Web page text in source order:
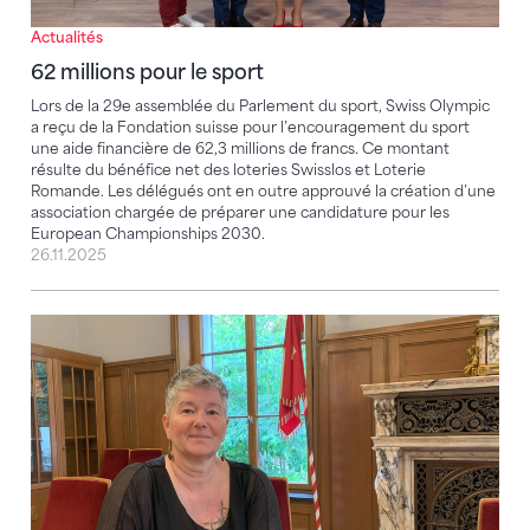
Actualités
62 millions pour le sport
Lors de la 29e assemblée du Parlement du sport, Swiss Olympic
a reçu de la Fondation suisse pour l’encouragement du sport
une aide financière de 62,3 millions de francs. Ce montant
résulte du bénéfice net des loteries Swisslos et Loterie
Romande. Les délégués ont en outre approuvé la création d’une
association chargée de préparer une candidature pour les
European Championships 2030.
26.11.2025
Connie Gamma: autant de prénoms que de